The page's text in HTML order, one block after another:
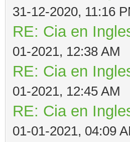
31-12-2020, 11:16
RE: Cia en
01-2021, 12:38 AM
RE: Cia en
01-2021, 12:45 AM
RE: Cia en
01-01-2021, 04:09